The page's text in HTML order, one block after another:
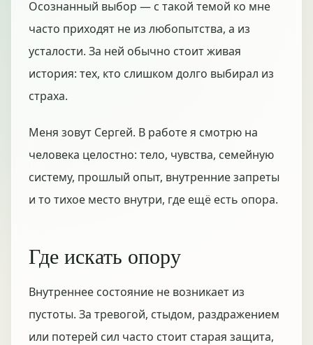
Осознанный выбор — с такой темой ко мне
часто приходят не из любопытства, а из
усталости. За ней обычно стоит живая
история: тех, кто слишком долго выбирал из
страха.
Меня зовут Сергей. В работе я смотрю на
человека целостно: тело, чувства, семейную
систему, прошлый опыт, внутренние запреты
и то тихое место внутри, где ещё есть опора.
Где искать опору
Внутреннее состояние не возникает из
пустоты. За тревогой, стыдом, раздражением
или потерей сил часто стоит старая защита,